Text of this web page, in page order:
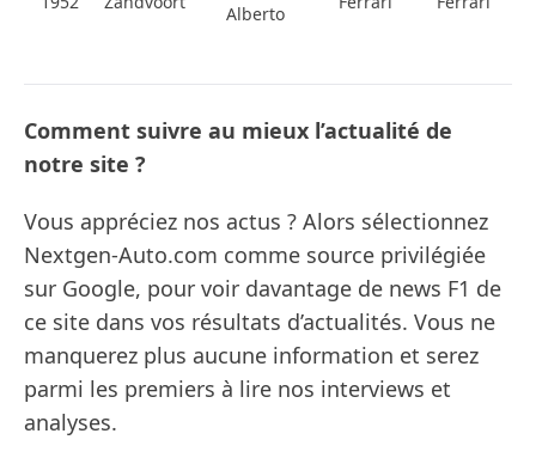
Alberto
Comment suivre au mieux l’actualité de
notre site ?
Vous appréciez nos actus ? Alors sélectionnez
Nextgen-Auto.com comme source privilégiée
sur Google, pour voir davantage de news F1 de
ce site dans vos résultats d’actualités. Vous ne
manquerez plus aucune information et serez
parmi les premiers à lire nos interviews et
analyses.